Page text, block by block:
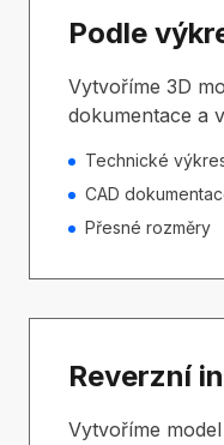
Podle
Vytvoříme 3D
dokumentace a
Technické
CAD
Přesné rozměry
Reverzní
Vytvoříme